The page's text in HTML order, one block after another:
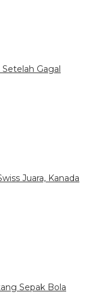
Gagal
Juara, Kanada
Sepak Bola